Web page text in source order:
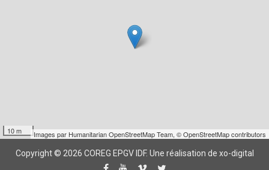
10 m Images par Humanitarian OpenStreetMap Team, © OpenStreetMap contributors
Copyright © 2026 COREG EPGV IDF. Une réalisation de xo-digital